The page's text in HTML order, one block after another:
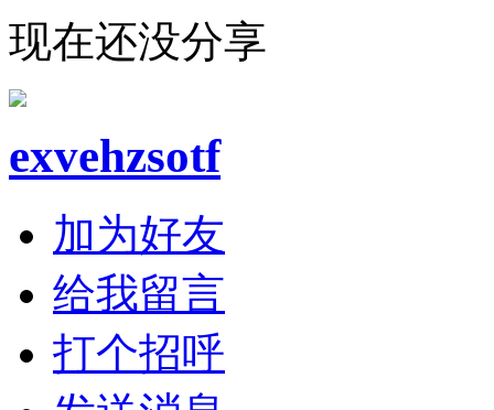
现在还没分享
exvehzsotf
加为好友
给我留言
打个招呼